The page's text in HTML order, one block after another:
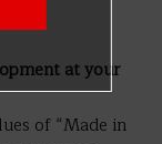
at your
of “Made in